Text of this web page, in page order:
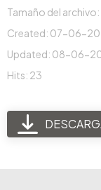
Tamaño del
Created: 07-06-
Updated: 08-06-
Hits: 23